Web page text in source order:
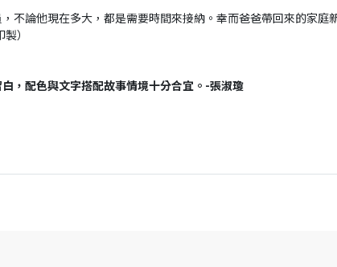
不論他現在多大，都是需要時間來接納。幸而爸爸帶回來的家
）
，配色與文字搭配故事情境十分合宜。-張淑瓊